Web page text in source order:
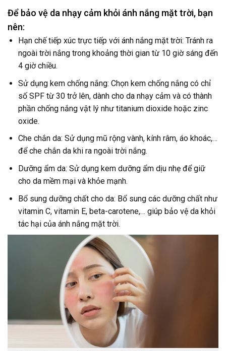
Để bảo vệ da nhạy cảm khỏi ánh nắng mặt trời, bạn
nên:
Hạn chế tiếp xúc trực tiếp với ánh nắng mặt trời: Tránh ra
ngoài trời nắng trong khoảng thời gian từ 10 giờ sáng đến
4 giờ chiều.
Sử dụng kem chống nắng: Chọn kem chống nắng có chỉ
số SPF từ 30 trở lên, dành cho da nhạy cảm và có thành
phần chống nắng vật lý như titanium dioxide hoặc zinc
oxide.
Che chắn da: Sử dụng mũ rộng vành, kính râm, áo khoác,…
để che chắn da khi ra ngoài trời nắng.
Dưỡng ẩm da: Sử dụng kem dưỡng ẩm dịu nhẹ để giữ
cho da mềm mại và khỏe mạnh.
Bổ sung dưỡng chất cho da: Bổ sung các dưỡng chất như
vitamin C, vitamin E, beta-carotene,… giúp bảo vệ da khỏi
tác hại của ánh nắng mặt trời.